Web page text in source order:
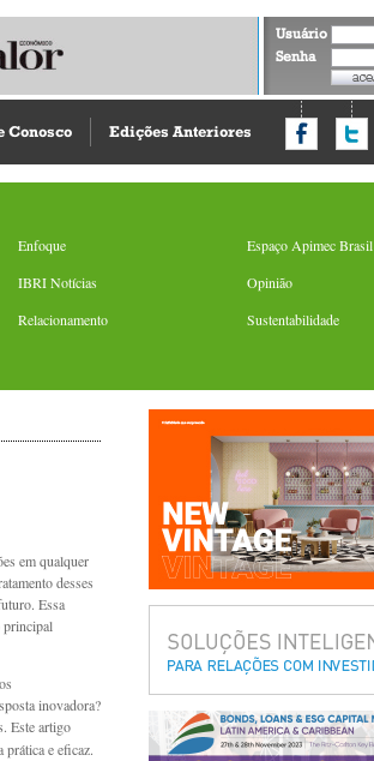
Usuário
Senha
Conosco Edições Anteriores
Enfoque
Espaço Apimec Brasil
IBRI Notícias
Opinião
Relacionamento
Sustentabilidade
em qualquer
desses
Essa
principal
inovadora?
Este artigo
prática e eficaz.